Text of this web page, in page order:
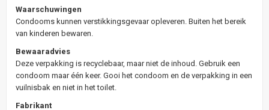
Waarschuwingen
Condooms kunnen verstikkingsgevaar opleveren. Buiten het bereik
van kinderen bewaren.
Bewaaradvies
Deze verpakking is recyclebaar, maar niet de inhoud. Gebruik een
condoom maar één keer. Gooi het condoom en de verpakking in een
vuilnisbak en niet in het toilet.
Fabrikant